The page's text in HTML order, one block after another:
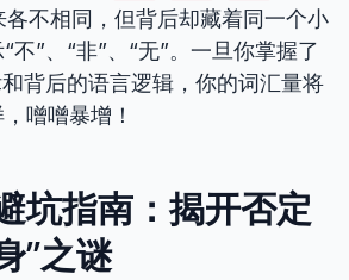
各不相同，但背后却藏着同一个小
不”、“非”、“无”。一旦你掌握了
背后的语言逻辑，你的词汇量将
噌噌暴增！
坑指南：揭开否定
”之谜